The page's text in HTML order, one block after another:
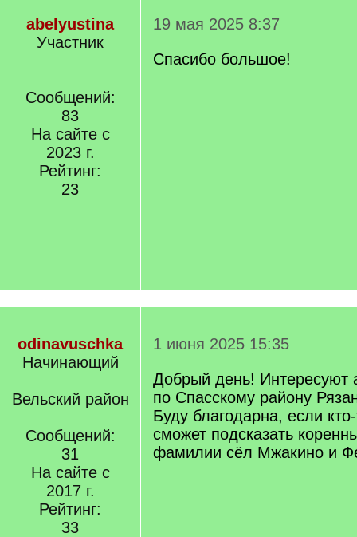
abelyustina
Участник
Сообщений:
83
На сайте с
2023 г.
Рейтинг:
23
19 мая 2025 8:37
Спасибо большое!
odinavuschka
Начинающий
Вельский район
Сообщений:
31
На сайте с
2017 г.
Рейтинг:
33
1 июня 2025 15:35
Добрый день! Интересуют
по Спасскому району
Буду благодарна, если
сможет подсказать
фамилии сёл Мжакино и